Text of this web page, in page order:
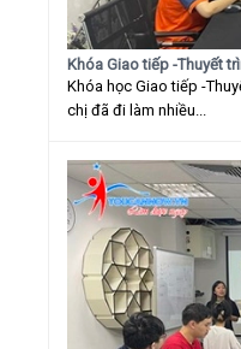
Khóa Giao tiếp -Thuyết
Khóa học Giao tiếp -
chị đã đi làm nhiều...